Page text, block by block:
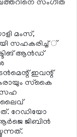
സംഗീത
മംസ്,
സഹകരിച്ച്
ആന്‍ഡ്
ഇവന്റ്
സ്‌കൈ
സഹ
ലൈവ്
റേഡിയോ
ജിബിന്‍